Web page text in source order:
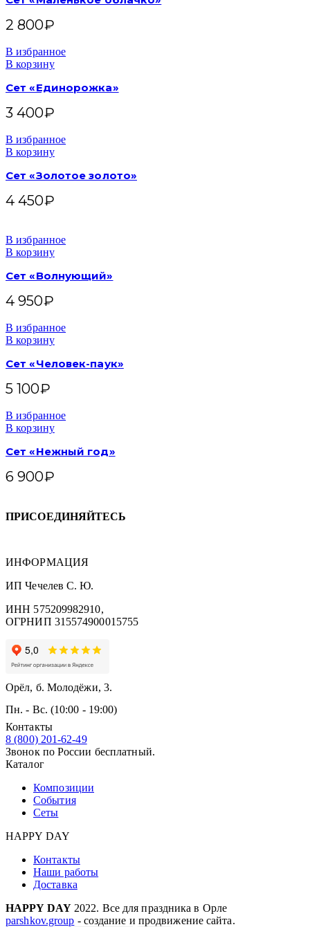
2 800₽
В избранное
В корзину
Сет «Единорожка»
3 400₽
В избранное
В корзину
Сет «Золотое золото»
4 450₽
В избранное
В корзину
Сет «Волнующий»
4 950₽
В избранное
В корзину
Сет «Человек-паук»
5 100₽
В избранное
В корзину
Сет «Нежный год»
6 900₽
ПРИСОЕДИНЯЙТЕСЬ
ИНФОРМАЦИЯ
ИП Чечелев С. Ю.
ИНН 575209982910,
ОГРНИП 315574900015755
Орёл, б. Молодёжи, 3.
Пн. - Вс. (10:00 - 19:00)
Контакты
8 (800) 201-62-49
Звонок по России бесплатный.
Каталог
Композиции
События
Сеты
HAPPY DAY
Контакты
Наши работы
Доставка
HAPPY DAY 2022. Все для праздника в Орле
parshkov.group - создание и продвижение сайта.